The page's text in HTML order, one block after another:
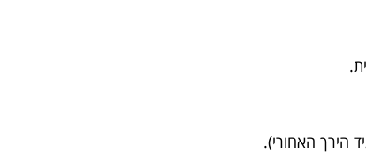
הירך האחורי).